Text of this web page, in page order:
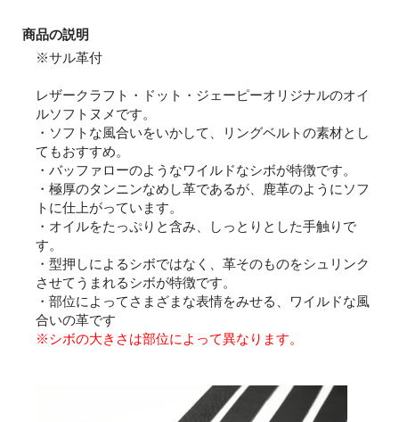
商品の説明
※サル革付
レザークラフト・ドット・ジェーピーオリジナルのオイ
ルソフトヌメです。
・ソフトな風合いをいかして、リングベルトの素材とし
てもおすすめ。
・バッファローのようなワイルドなシボが特徴です。
・極厚のタンニンなめし革であるが、鹿革のようにソフ
トに仕上がっています。
・オイルをたっぷりと含み、しっとりとした手触りで
す。
・型押しによるシボではなく、革そのものをシュリンク
させてうまれるシボが特徴です。
・部位によってさまざまな表情をみせる、ワイルドな風
合いの革です
※シボの大きさは部位によって異なります。